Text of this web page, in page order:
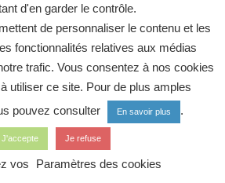
Zéro Déchet 2025
Mentions légales Contact
Durable de Courbevoie - Tous
droits réservés
d'en garder le contrôle.
de personnaliser le contenu et les
fonctionnalités relatives aux médias
trafic. Vous consentez à nos cookies
utiliser ce site. Pour de plus amples
pouvez consulter
En savoir plus .
J'accepte Je refuse
vos Paramètres des cookies